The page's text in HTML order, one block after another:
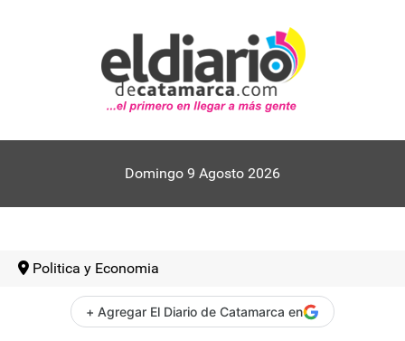
Domingo 9 Agosto 2026
Politica y Economia
+ Agregar El Diario de Catamarca en